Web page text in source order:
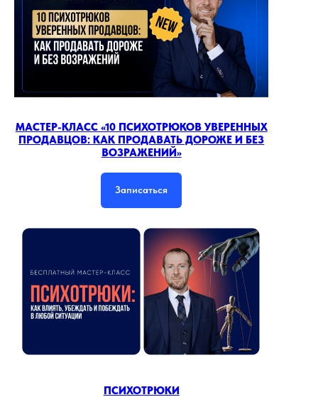
МАСТЕР-КЛАСС «10 ПСИХОТРЮКОВ УВЕРЕННЫХ
ПРОДАВЦОВ: КАК ПРОДАВАТЬ ДОРОЖЕ И БЕЗ
ВОЗРАЖЕНИЙ»
Записаться
ПСИХОТРЮКИ